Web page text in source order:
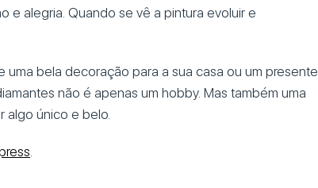
e alegria. Quando se vê a pintura evoluir e
uma bela decoração para a sua casa ou um presente
não é apenas um hobby. Mas também uma
algo único e belo.